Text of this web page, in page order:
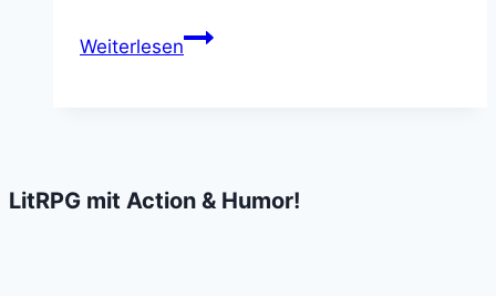
WeiterlesenMasters
Collection:
LitRPG mit Action & Humor!